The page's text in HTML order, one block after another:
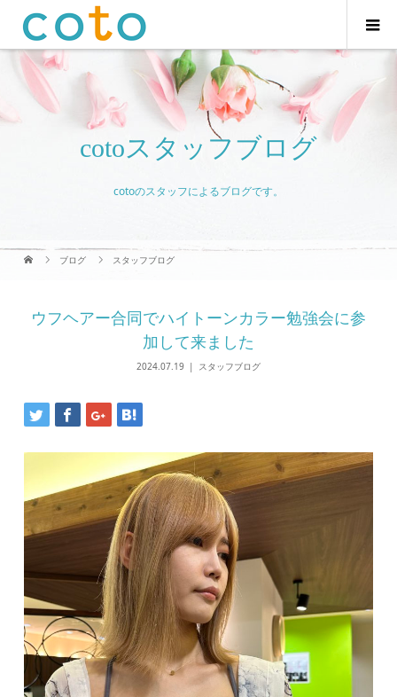
cotoスタッフブログ
cotoのスタッフによるブログです。
ブログ スタッフブログ
ウフヘアー合同でハイトーンカラー勉強会に参
加して来ました
2024.07.19 スタッフブログ